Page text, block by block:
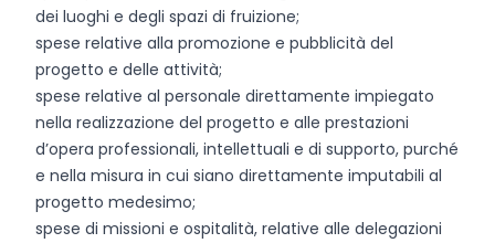
dei luoghi e degli spazi di fruizione;
spese relative alla promozione e pubblicità del
progetto e delle attività;
spese relative al personale direttamente impiegato
nella realizzazione del progetto e alle prestazioni
d’opera professionali, intellettuali e di supporto, purché
e nella misura in cui siano direttamente imputabili al
progetto medesimo;
spese di missioni e ospitalità, relative alle delegazioni